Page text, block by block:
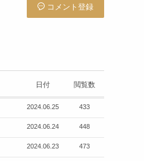
コメント登録
日付 閲覧数
2024.06.25 433
2024.06.24 448
2024.06.23 473